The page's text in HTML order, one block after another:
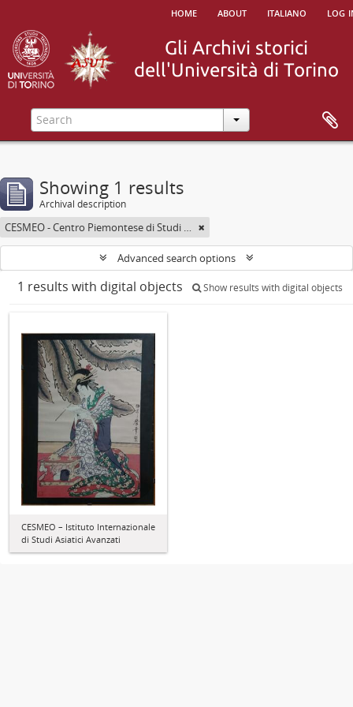
home about italiano log
Showing 1 results
Archival description
CESMEO - Centro Piemontese di Studi sul Medio ed Estremo Oriente
Advanced search options
1 results with digital objects Show results with digital objects
CESMEO – Istituto Internazionale
di Studi Asiatici Avanzati